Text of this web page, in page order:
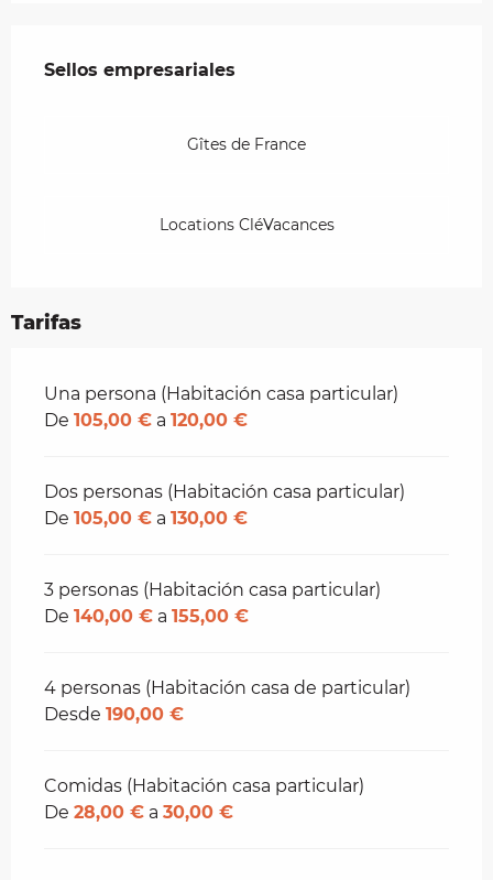
Sellos empresariales
Sellos empresariales
Gîtes de France
Locations CléVacances
Tarifas
Tarifas 2026
Una persona (Habitación casa particular)
De 105,00 € a 120,00 €
Dos personas (Habitación casa particular)
De 105,00 € a 130,00 €
3 personas (Habitación casa particular)
De 140,00 € a 155,00 €
4 personas (Habitación casa de particular)
Desde 190,00 €
Comidas (Habitación casa particular)
De 28,00 € a 30,00 €